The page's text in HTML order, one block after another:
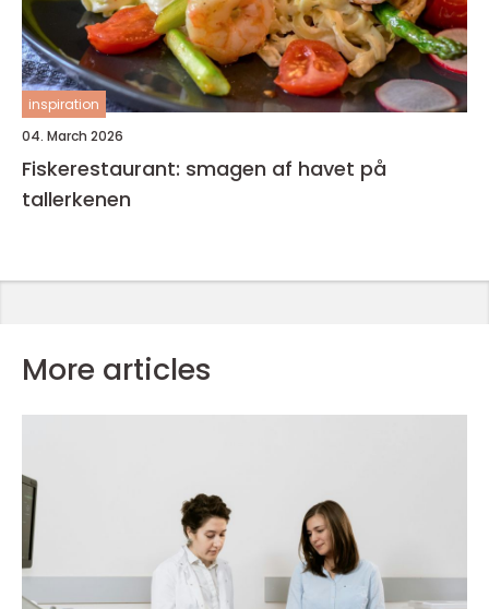
inspiration
04. March 2026
Fiskerestaurant: smagen af havet på
tallerkenen
More articles